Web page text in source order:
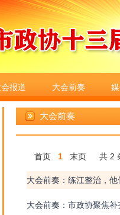
报道 大会前奏
大会前奏
首页 1 末页 共 2
大会前奏：练江整治，
大会前奏：市政协聚焦